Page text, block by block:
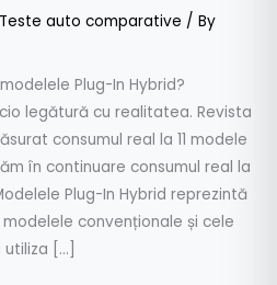
Teste auto comparative / By
Plug-In Hybrid?
legătură cu realitatea. Revista
consumul real la 11 modele
în continuare consumul real la
Plug-In Hybrid reprezintă
convenționale și cele
[…]